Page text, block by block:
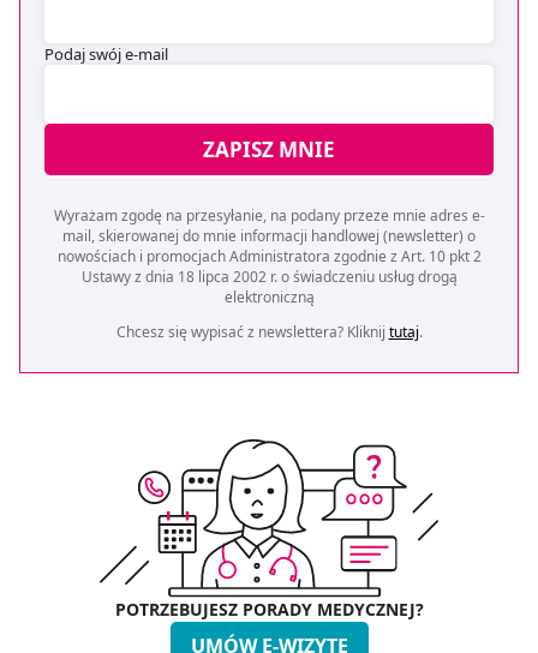
Podaj swój e-mail
ZAPISZ MNIE
Wyrażam zgodę na przesyłanie, na podany przeze mnie adres e-
mail, skierowanej do mnie informacji handlowej (newsletter) o
nowościach i promocjach Administratora zgodnie z Art. 10 pkt 2
Ustawy z dnia 18 lipca 2002 r. o świadczeniu usług drogą
elektroniczną
Chcesz się wypisać z newslettera? Kliknij tutaj.
POTRZEBUJESZ PORADY MEDYCZNEJ?
UMÓW E-WIZYTĘ